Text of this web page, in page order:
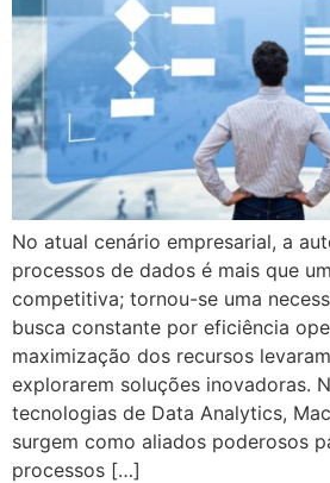
No atual cenário empresarial, a
processos de dados é mais que
competitiva; tornou-se uma
busca constante por eficiência
maximização dos recursos
explorarem soluções inovadoras.
tecnologias de Data Analytics,
surgem como aliados poderosos
processos […]